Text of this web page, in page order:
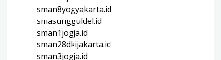
sman8yogyakarta.id
smasungguldel.id
sman1jogja.id
sman28dkijakarta.id
sman3jogja.id